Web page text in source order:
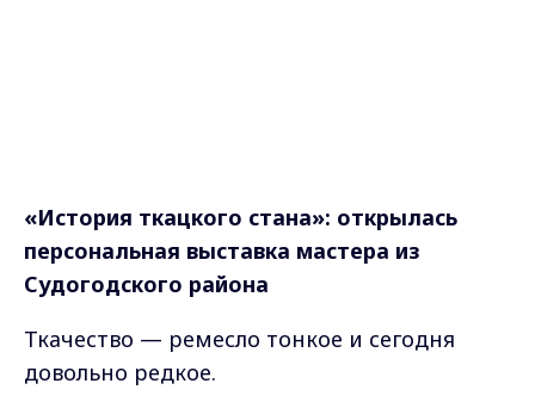
«История ткацкого стана»: открылась
персональная выставка мастера из
Судогодского района
Ткачество — ремесло тонкое и сегодня
довольно редкое.